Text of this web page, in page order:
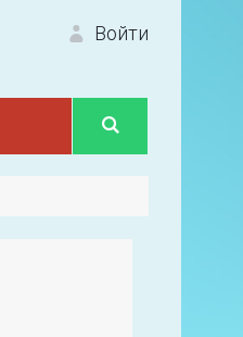
Войти